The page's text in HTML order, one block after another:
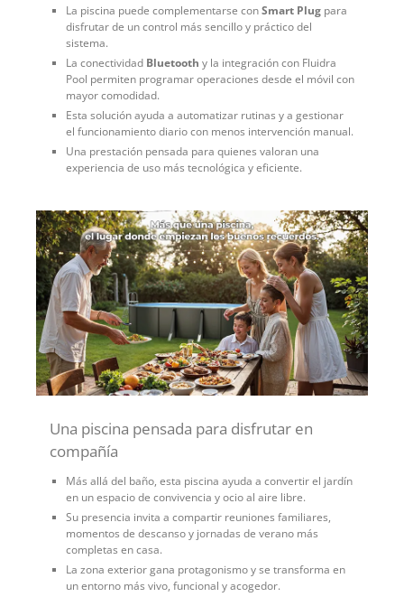
La piscina puede complementarse conSmart Plug para
disfrutar de un control más sencillo y práctico del
sistema.
La conectividad Bluetooth y la integración con Fluidra
Pool permiten programar operaciones desde el móvil con
mayor comodidad.
Esta solución ayuda a automatizar rutinas y a gestionar
el funcionamiento diario con menos intervención manual.
Una prestación pensada para quienes valoran una
experiencia de uso más tecnológica y eficiente.
Una piscina pensada para disfrutar en
compañía
Más allá del baño, esta piscina ayuda a convertir el jardín
en un espacio de convivencia y ocio al aire libre.
Su presencia invita a compartir reuniones familiares,
momentos de descanso y jornadas de verano más
completas en casa.
La zona exterior gana protagonismo y se transforma en
un entorno más vivo, funcional y acogedor.